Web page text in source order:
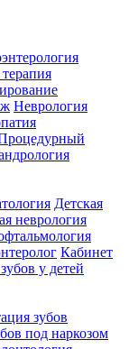
Неврология
Детская
неврология
Кабинет
у детей
зубов
под наркозом